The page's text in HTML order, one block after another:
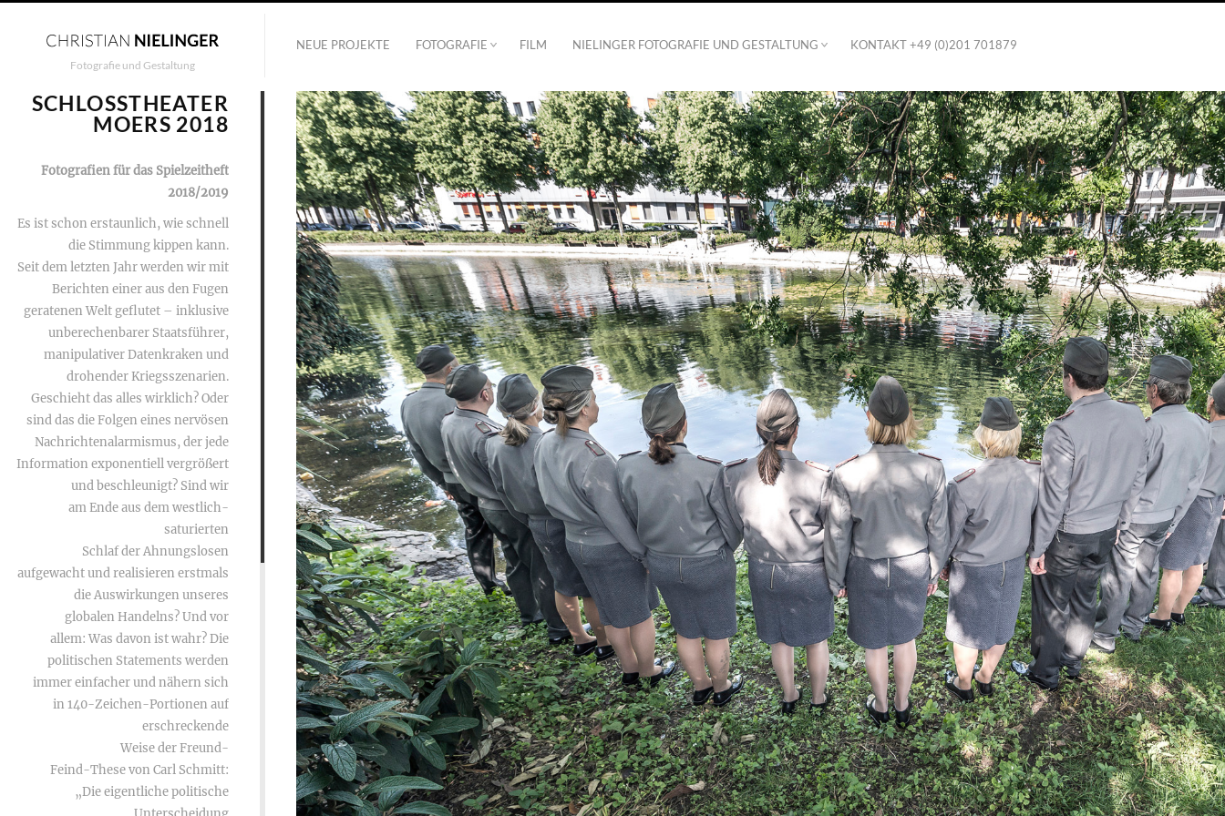
Fotografie und Gestaltung
NEUE PROJEKTE FOTOGRAFIE FILM NIELINGER FOTOGRAFIE UND GESTALTUNG KONTAKT +49 (0)201 701879
SCHLOSSTHEATER
MOERS 2018
Fotografien für das Spielzeitheft
2018/2019
Es ist schon erstaunlich, wie schnell
die Stimmung kippen kann.
Seit dem letzten Jahr werden wir mit
Berichten einer aus den Fugen
geratenen Welt geflutet – inklusive
unberechenbarer Staatsführer,
manipulativer Datenkraken und
drohender Kriegsszenarien.
Geschieht das alles wirklich? Oder
sind das die Folgen eines nervösen
Nachrichtenalarmismus, der jede
Information exponentiell vergrößert
und beschleunigt? Sind wir
am Ende aus dem westlich-
saturierten
Schlaf der Ahnungslosen
aufgewacht und realisieren erstmals
die Auswirkungen unseres
globalen Handelns? Und vor
allem: Was davon ist wahr? Die
politischen Statements werden
immer einfacher und nähern sich
in 140-Zeichen-Portionen auf
erschreckende
Weise der Freund-
Feind-These von Carl Schmitt:
„Die eigentliche politische